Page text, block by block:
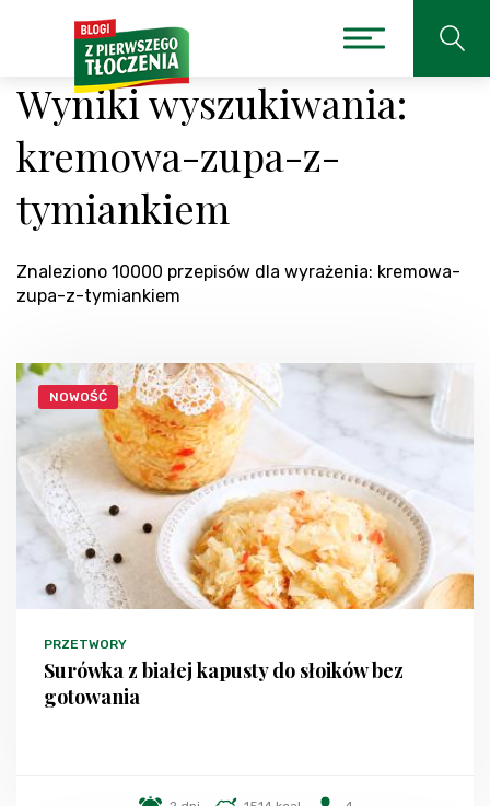
Wyniki wyszukiwania:
kremowa-zupa-z-
tymiankiem
Znaleziono 10000 przepisów dla wyrażenia: kremowa-
zupa-z-tymiankiem
NOWOŚĆ
PRZETWORY
Surówka z białej kapusty do słoików bez
gotowania